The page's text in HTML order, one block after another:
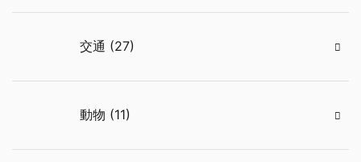
交通 (27)
動物 (11)